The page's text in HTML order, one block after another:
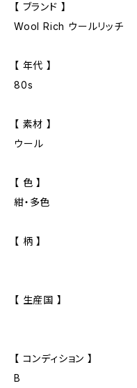
【 ブランド 】
Wool Rich ウールリッチ
【 年代 】
80s
【 素材 】
ウール
【 色 】
紺・多色
【 柄 】
【 生産国 】
【 コンディション 】
B